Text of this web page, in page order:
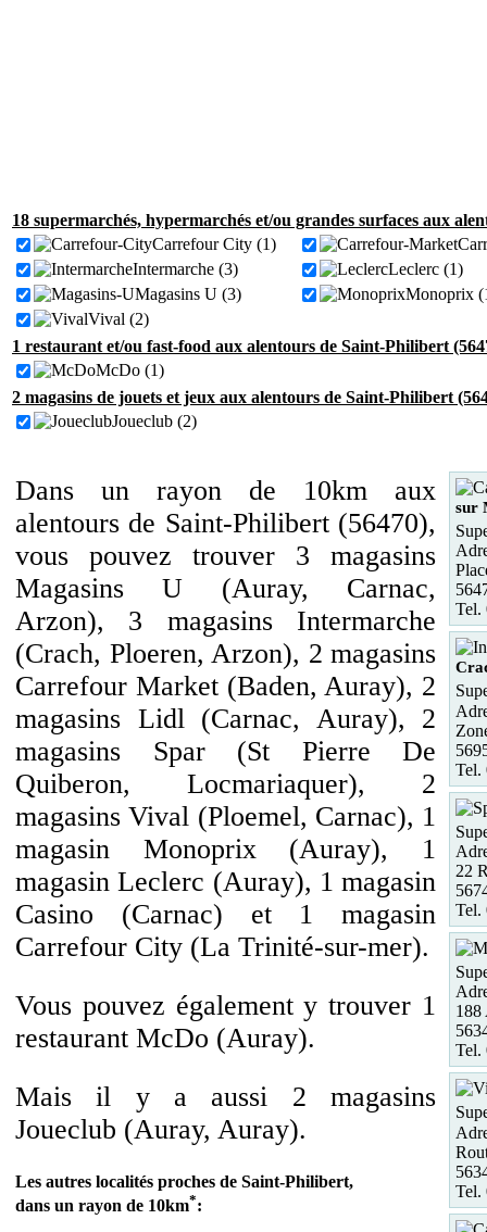
18 supermarchés, hypermarchés et/ou grandes surfaces aux
Carrefour City (1)
Intermarche (3)
Leclerc (1)
Magasins U (3)
Monoprix
Vival (2)
1 restaurant et/ou fast-food aux alentours de Saint-Philibert
McDo (1)
2 magasins de jouets et jeux aux alentours de Saint-Philibert
Joueclub (2)
Dans un rayon de 10km aux
alentours de Saint-Philibert (56470),
vous pouvez trouver 3 magasins
Magasins U (Auray, Carnac,
Arzon), 3 magasins Intermarche
(Crach, Ploeren, Arzon), 2 magasins
Carrefour Market (Baden, Auray), 2
magasins Lidl (Carnac, Auray), 2
magasins Spar (St Pierre De
Quiberon, Locmariaquer), 2
magasins Vival (Ploemel, Carnac), 1
magasin Monoprix (Auray), 1
magasin Leclerc (Auray), 1 magasin
Casino (Carnac) et 1 magasin
Carrefour City (La Trinité-sur-mer).
Vous pouvez également y trouver 1
restaurant McDo (Auray).
Mais il y a aussi 2 magasins
Joueclub (Auray, Auray).
Les autres localités proches de Saint-Philibert,
dans un rayon de 10km*:
sur
Tel.
Tel.
22
Tel.
188
Tel.
Tel.